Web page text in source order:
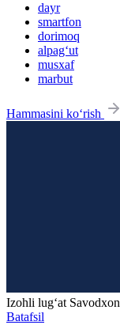
dayr
smartfon
dorimoq
alpag‘ut
musxaf
marbut
Hammasini ko‘rish
Izohli lugʻat Savodxon
Batafsil